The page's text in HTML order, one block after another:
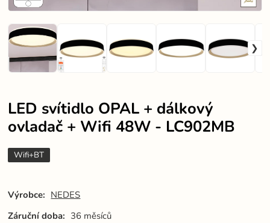
LED svítidlo OPAL + dálkový
ovladač + Wifi 48W - LC902MB
Wifi+BT
Výrobce: NEDES
Záruční doba: 36 měsíců